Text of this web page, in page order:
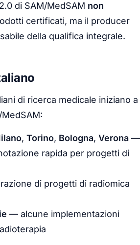
di SAM/MedSAM non
certificati, ma il producer
della qualifica integrale.
di ricerca medicale iniziano a
, Torino, Bologna, Verona —
rapida per progetti di
di progetti di radiomica
— alcune implementazioni